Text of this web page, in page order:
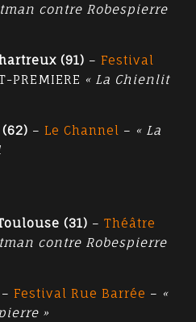
contre Robespierre
(91) – Festival
PREMIERE « La Chienlit
– Le Channel – « La
(31) –Théâtre
contre Robespierre
– Festival Rue Barrée – «
»